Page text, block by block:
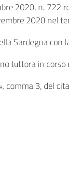
2020, n.
2020 nel
Sardegna
tuttora in corso
3, del